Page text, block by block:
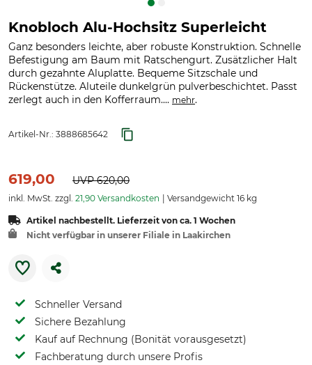
Knobloch Alu-Hochsitz Superleicht
Ganz besonders leichte, aber robuste Konstruktion. Schnelle
Befestigung am Baum mit Ratschengurt. Zusätzlicher Halt
durch gezahnte Aluplatte. Bequeme Sitzschale und
Rückenstütze. Aluteile dunkelgrün pulverbeschichtet. Passt
zerlegt auch in den Kofferraum.... mehr.
Artikel-Nr.: 3888685642
619,00 UVP620,00
inkl. MwSt. zzgl. 21,90 Versandkosten Versandgewicht 16 kg
Artikel nachbestellt. Lieferzeit von ca. 1 Wochen
Nicht verfügbar in unserer Filiale in Laakirchen
Schneller Versand
Sichere Bezahlung
Kauf auf Rechnung (Bonität vorausgesetzt)
Fachberatung durch unsere Profis